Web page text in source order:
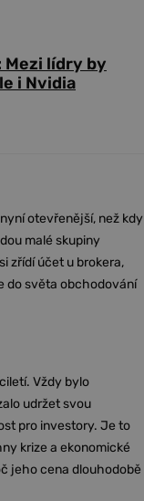
lídry by
i Nvidia
otevřenější, než kdy
malé skupiny
zřídí účet u brokera,
do světa obchodování
Vždy bylo
udržet svou
pro investory. Je to
krize a ekonomické
jeho cena dlouhodobě